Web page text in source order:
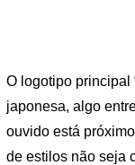
O logotipo principal
japonesa, algo
ouvido está
de estilos não seja